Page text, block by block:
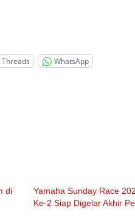
Threads WhatsApp
di
Yamaha Sunday Race
Ke-2 Siap Digelar Akhir